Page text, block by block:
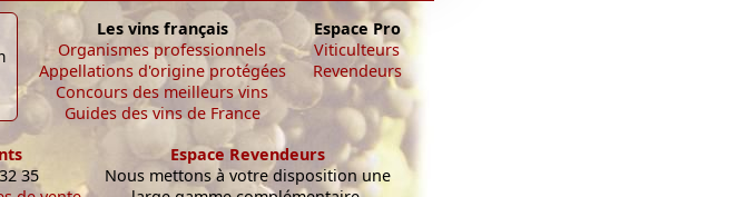
Les vins français
Organismes professionnels
Appellations d'origine protégées
Concours des meilleurs vins
Guides des vins de France
Espace Pro
Viticulteurs
Revendeurs
35
Espace Revendeurs
Nous mettons à votre disposition une